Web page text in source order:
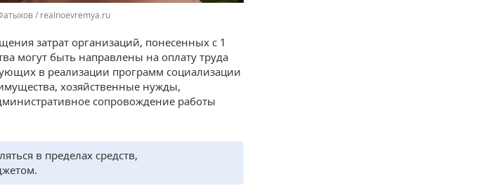
/ realnoevremya.ru
затрат организаций, понесенных с 1
могут быть направлены на оплату труда
в реализации программ социализации
хозяйственные нужды,
сопровождение работы
в пределах средств,